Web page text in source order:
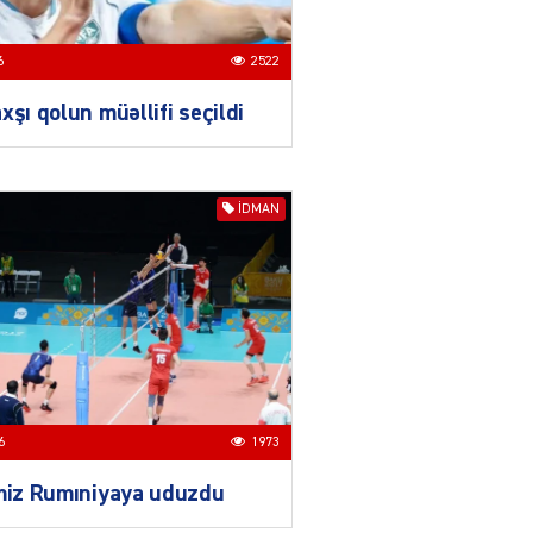
03.08.2026 6624
Azərbaycan və Qırğızıstanı
deyil
5498
Azərbaycanın Mərkəzi
Asiya ölkələri ilə
münasibətləri son illərdə
daha da genişlənir
03.08.2026
Türk dünyası və Mərkəzi
2522
qolun müəllifi seçildi
İDMAN
1973
Rumıniyaya uduzdu